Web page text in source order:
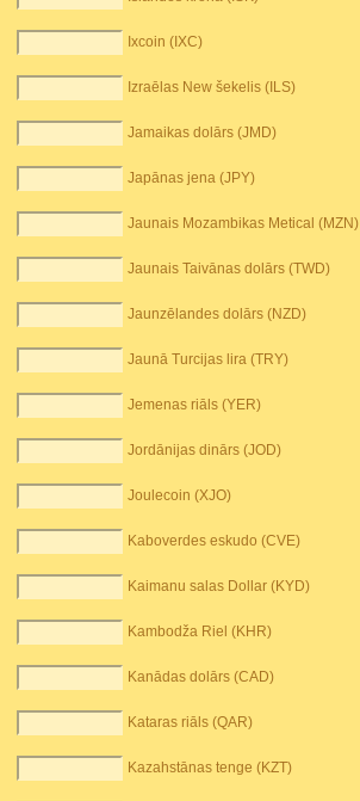
Ixcoin (IXC)
Izraēlas New šekelis (ILS)
Jamaikas dolārs (JMD)
Japānas jena (JPY)
Jaunais Mozambikas Metical (MZN)
Jaunais Taivānas dolārs (TWD)
Jaunzēlandes dolārs (NZD)
Jaunā Turcijas lira (TRY)
Jemenas riāls (YER)
Jordānijas dinārs (JOD)
Joulecoin (XJO)
Kaboverdes eskudo (CVE)
Kaimanu salas Dollar (KYD)
Kambodža Riel (KHR)
Kanādas dolārs (CAD)
Kataras riāls (QAR)
Kazahstānas tenge (KZT)